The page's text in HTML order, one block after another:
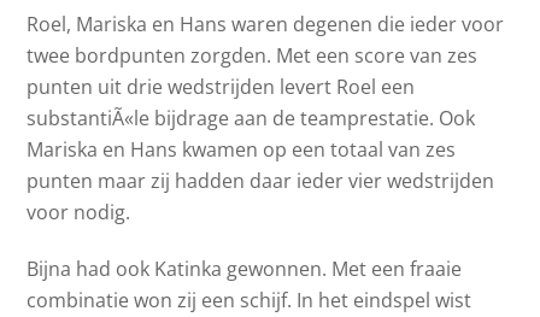
Roel, Mariska en Hans waren degenen die ieder voor
twee bordpunten zorgden. Met een score van zes
punten uit drie wedstrijden levert Roel een
substantiÃ«le bijdrage aan de teamprestatie. Ook
Mariska en Hans kwamen op een totaal van zes
punten maar zij hadden daar ieder vier wedstrijden
voor nodig.
Bijna had ook Katinka gewonnen. Met een fraaie
combinatie won zij een schijf. In het eindspel wist